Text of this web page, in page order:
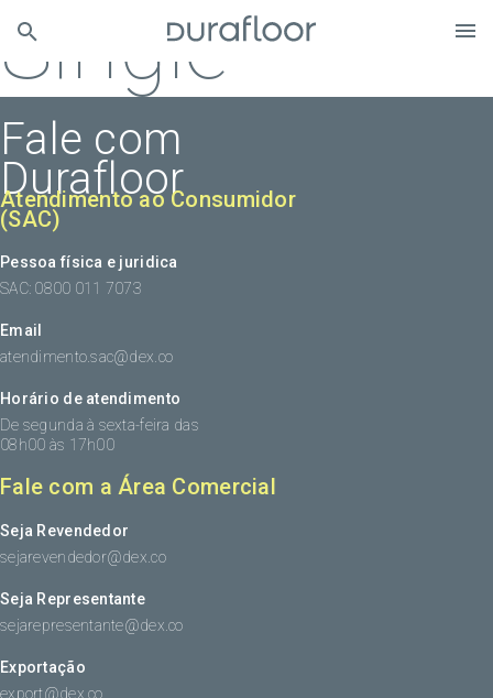
Single
Fale com
Durafloor
Atendimento ao Consumidor
(SAC)
Pessoa física e juridica
SAC: 0800 011 7073
Email
atendimento.sac@dex.co
Horário de atendimento
De segunda à sexta-feira das
08h00 às 17h00
Fale com a Área Comercial
Seja Revendedor
sejarevendedor@dex.co
Seja Representante
sejarepresentante@dex.co
Exportação
export@dex.co